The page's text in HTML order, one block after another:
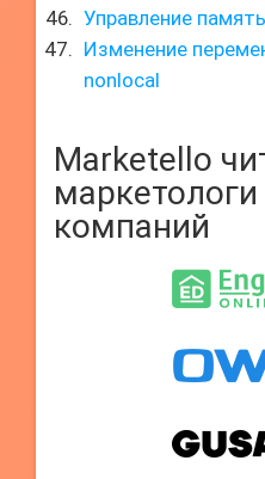
Управление
Изменение
nonlocal
Marketello
компаний